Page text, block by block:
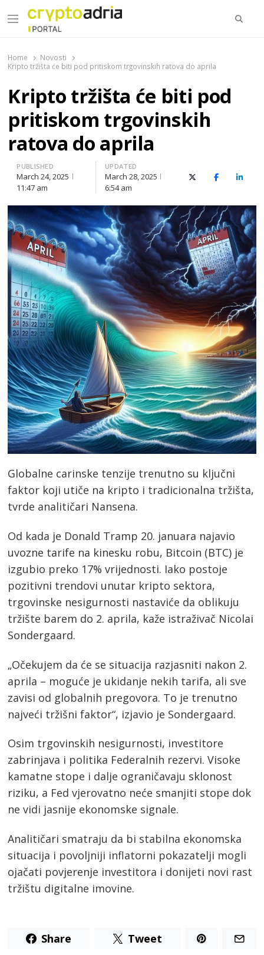
Menu
Home
Novosti
Kripto tržišta će biti pod pritiskom trgovinskih ratova do aprila
Kripto tržišta će biti pod
pritiskom trgovinskih
ratova do aprila
PUBLISHED
March 24, 2025
11:47 am
UPDATED
March 28, 2025
6:54 am
X (Twitter)Facebook
Globalne carinske tenzije trenutno su ključni
faktor koji utiče na kripto i tradicionalna tržišta,
tvrde analitičari Nansena.
Od kada je Donald Tramp 20. januara najavio
uvozne tarife na kinesku robu, Bitcoin (BTC) je
izgubio preko 17% vrijednosti. Iako postoje
pozitivni trendovi unutar kripto sektora,
trgovinske nesigurnosti nastaviće da oblikuju
tržište barem do 2. aprila, kaže istraživač Nicolai
Sondergaard.
„Očekujem da će se situacija razjasniti nakon 2.
aprila – moguće je ukidanje nekih tarifa, ali sve
zavisi od globalnih pregovora. To je trenutno
najveći tržišni faktor“, izjavio je Sondergaard.
Osim trgovinskih nesigurnosti, investitore
zabrinjava i politika Federalnih rezervi. Visoke
kamatne stope i dalje ograničavaju sklonost
riziku, a Fed vjerovatno neće smanjiti stope dok
ne vidi jasnije ekonomske signale.
Analitičari smatraju da bi stabilna ekonomska
situacija i povoljniji inflatorni pokazatelji mogli
ojačati povjerenje investitora i donijeti novi rast
tržištu digitalne imovine.
Share Tweet